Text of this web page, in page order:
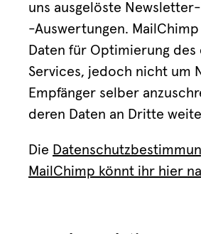
uns ausgelöste
-Auswertungen.
Daten für Optimierung des
Services, jedoch nicht um
Empfänger selber
deren Daten an Dritte
Die
MailChimp könnt ihr hier